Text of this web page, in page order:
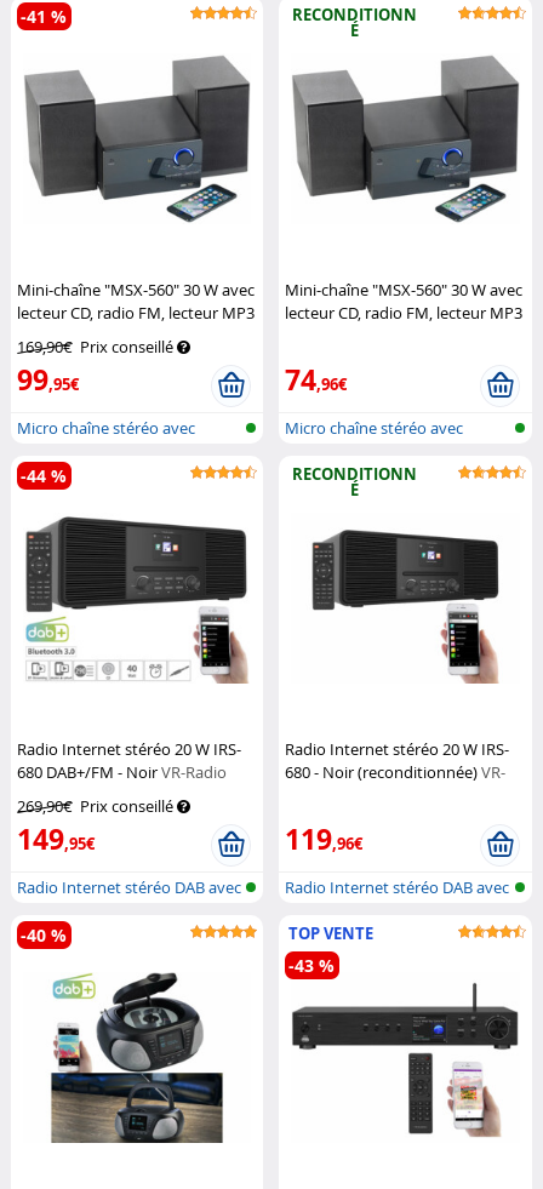
Mini-chaîne "MSX-560" 30 W avec
lecteur CD, radio FM, lecteur MP3
Auvisio
169,90€ Prix conseillé
99,95€
-41 %
Micro chaîne stéréo avec
bluetooth
RECONDITIONN
É
Mini-chaîne "MSX-560" 30 W avec
lecteur CD, radio FM, lecteur MP3
74,96€
Micro chaîne stéréo avec
Radio Internet stéréo 20 W IRS-
680 DAB+/FM - NoirVR-Radio
269,90€ Prix conseillé
149,95€
-44 %
Radio Internet stéréo DAB avec
blue...
RECONDITIONN
É
Radio Internet stéréo 20 W IRS-
680 - Noir (reconditionnée)VR-
119,96€
Radio Internet stéréo DAB avec
-40 % TOP VENTE
-43 %